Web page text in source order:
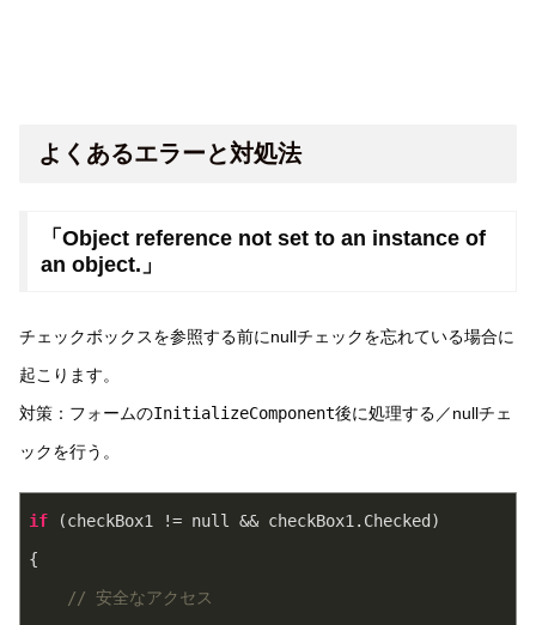
よくあるエラーと対処法
「Object reference not set to an instance of
an object.」
チェックボックスを参照する前にnullチェックを忘れている場合に
起こります。
対策：フォームのInitializeComponent後に処理する／nullチェ
ックを行う。
if (checkBox1 != null && checkBox1.Checked)
{
// 安全なアクセス